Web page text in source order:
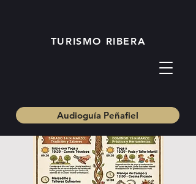
TURISMO RIBERA
Audioguía Peñafiel